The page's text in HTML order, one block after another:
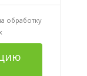
обработку